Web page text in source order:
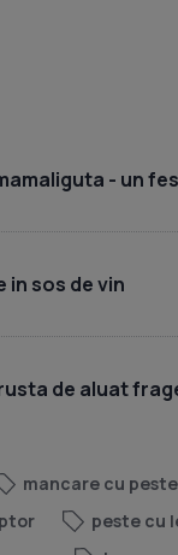
- un
in sos de vin
de aluat
mancare cu peste
peste cu